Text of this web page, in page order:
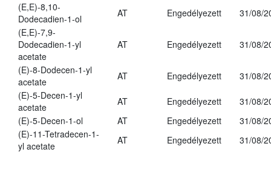
(E,E)-8,10-
Dodecadien-1-ol
AT Engedélyezett
31/08/
(E,E)-7,9-
Dodecadien-1-yl
acetate
AT Engedélyezett 31/08/
(E)-8-Dodecen-1-yl
acetate
AT Engedélyezett
31/08/
(E)-5-Decen-1-yl
acetate
AT Engedélyezett
31/08/
(E)-5-Decen-1-ol
AT Engedélyezett
31/08/
(E)-11-Tetradecen-1-
yl acetate
AT Engedélyezett 31/08/